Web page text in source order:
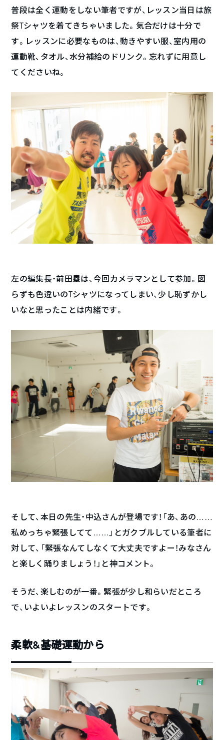
普段は全く運動をしない筆者ですが、レッスン当日は旅
祭Tシャツを着てきちゃいました。気合だけは十分で
す。レッスンに必要なものは、動きやすい服、室内用の
運動靴、タオル、水分補給のドリンク。忘れずに用意し
てくださいね。
左の編集長・前田塁は、今回カメラマンとして参加。図
らずも色違いのTシャツになってしまい、少し恥ずかし
いなと思ったことは内緒です。
そして、本日の先生・中込さんが登場です！「あ、あの……
私めっちゃ緊張してて……」とガクブルしている筆者に
対して、「緊張なんてしなくて大丈夫ですよー！みなさん
と楽しく踊りましょう！」と神コメント。
そうだ、楽しむのが一番。緊張が少し和らいだところ
で、いよいよレッスンのスタートです。
柔軟&基礎運動から